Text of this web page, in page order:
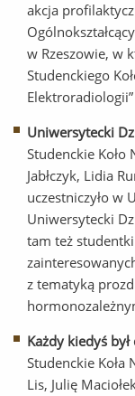
akcja
w Rzeszowie, w
Studenckiego
Elektroradiologii”
Uniwersytecki
Studenckie Koło
Jabłczyk, Lidia
uczestniczyło w
Uniwersytecki
tam też studentki
z tematyką
Każdy kiedyś
Studenckie Koła
Lis, Julię